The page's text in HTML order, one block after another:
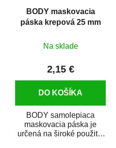
BODY maskovacia
páska krepová 25 mm
Na sklade
2,15 €
DO KOŠÍKA
BODY samolepiaca
maskovacia páska je
určená na široké použitie